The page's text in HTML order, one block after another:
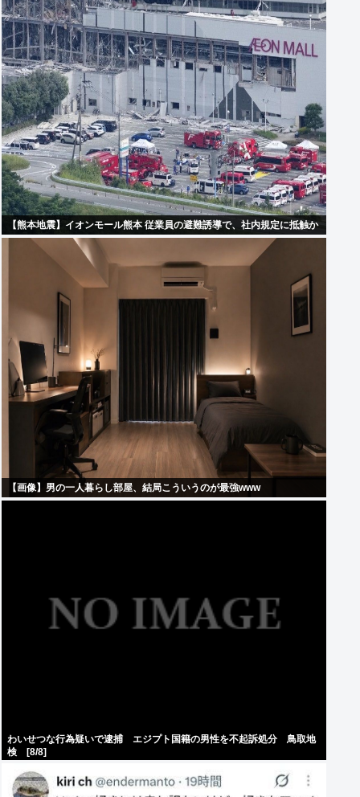
【熊本地震】イオンモール熊本 従業員の避難誘導で、社内規定に抵触か
【画像】男の一人暮らし部屋、結局こういうのが最強www
わいせつな行為疑いで逮捕 エジプト国籍の男性を不起訴処分 鳥取地
検 [8/8]